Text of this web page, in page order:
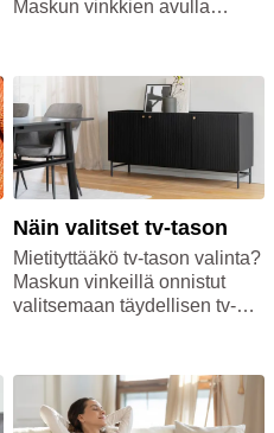
Maskun vinkkien avulla
Paras sohva löytyy, kun
pohdit tarkkaan, millaisia
ominaisuuksia sohvaltasi
odotat!
Näin valitset tv-tason
Mietityttääkö tv-tason valinta?
Maskun vinkeillä onnistut
valitsemaan täydellisen tv-